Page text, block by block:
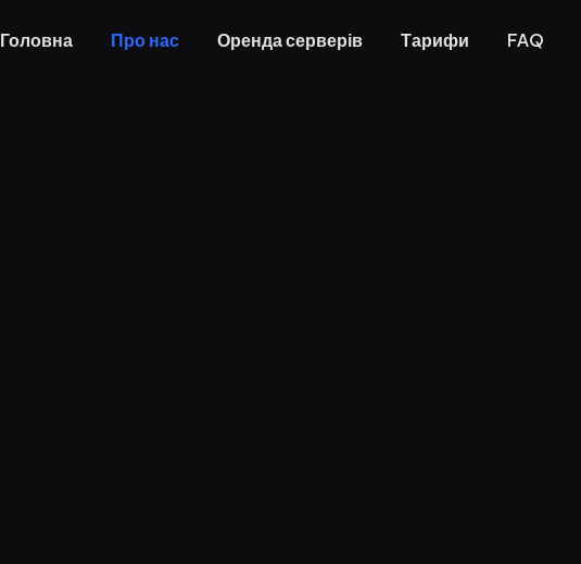
Головна Про нас Оренда серверів Тарифи FAQ